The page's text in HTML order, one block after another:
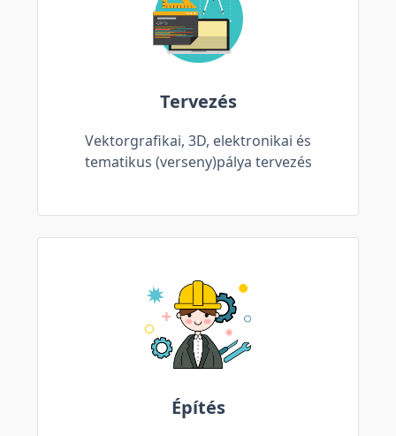
Tervezés
Vektorgrafikai, 3D, elektronikai és
tematikus (verseny)pálya tervezés
Építés